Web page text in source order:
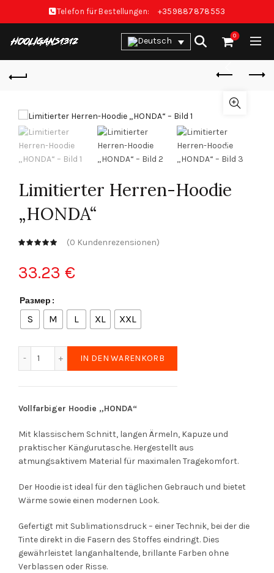
Telefon für Bestellungen: +359887878553
0
Limitierter Herren-Hoodie
„HONDA“
(0 Kundenrezensionen)
33.23 €
Размер
S M L XL XXL
IN DEN WARENKORB
Vollfarbiger Hoodie „HONDA“
Mit klassischem Schnitt, langen Ärmeln, Kapuze und
praktischer Kängurutasche. Hergestellt aus
atmungsaktivem Material für maximalen Tragekomfort.
Der Hoodie ist ideal für den täglichen Gebrauch und bietet
Wärme sowie einen modernen Look.
Gefertigt mit Sublimationsdruck – einer Technik, bei der die
Tinte direkt in die Fasern des Stoffes eindringt. Dies
gewährleistet langanhaltende, brillante Farben ohne
Verblassen oder Risse.